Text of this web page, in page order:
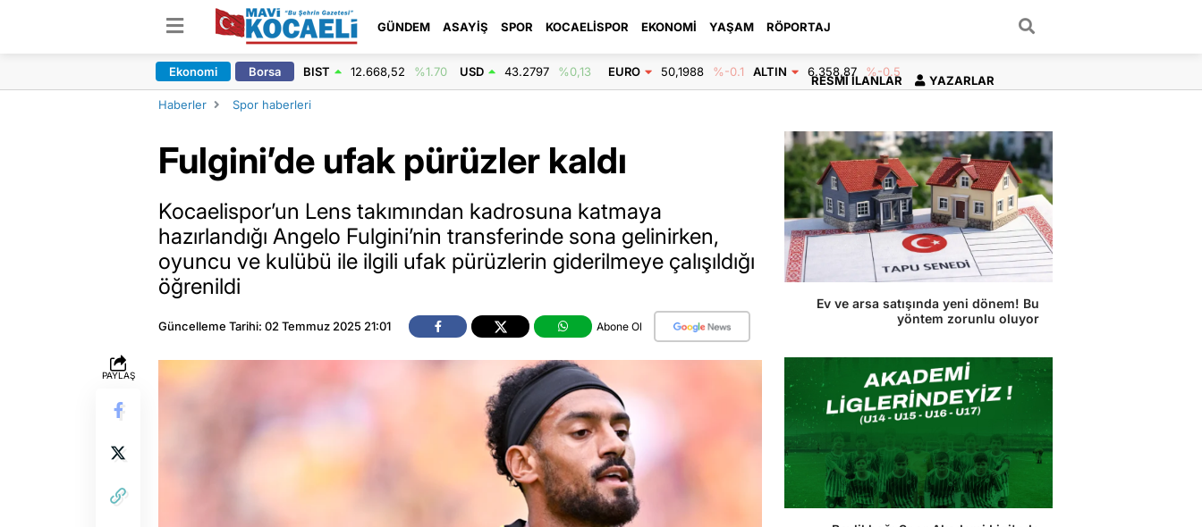
GÜNDEM ASAYIŞ SPOR KOCAELISPOR EKONOMI YAŞAM RÖPORTAJ
RESMI İLANLAR YAZARLAR
Ekonomi Borsa BIST 12.668,52 %1.70 USD 43.2797 %0,13 EURO 50,1988 %-0.1 ALTIN 6.358,87 %-0.5
Haberler Spor haberleri
PAYLAŞ
Fulgini’de ufak pürüzler kaldı
Kocaelispor’un Lens takımından kadrosuna katmaya
hazırlandığı Angelo Fulgini’nin transferinde sona gelinirken,
oyuncu ve kulübü ile ilgili ufak pürüzlerin giderilmeye çalışıldığı
öğrenildi
Güncelleme Tarihi: 02 Temmuz 2025 21:01 Abone Ol
Ev ve arsa satışında yeni dönem! Bu
yöntem zorunlu oluyor